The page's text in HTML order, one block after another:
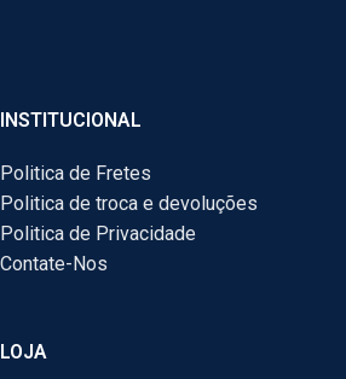
INSTITUCIONAL
Politica de Fretes
Politica de troca e devoluções
Politica de Privacidade
Contate-Nos
LOJA